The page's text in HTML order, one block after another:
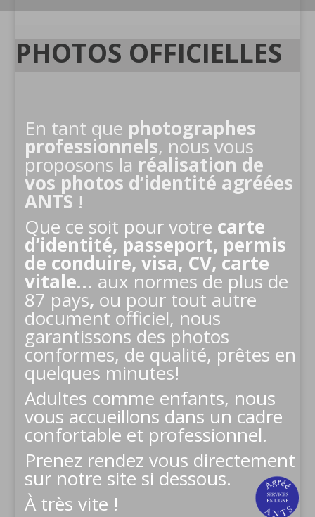
PHOTOS OFFICIELLES
En tant que photographes
professionnels, nous vous
proposons la réalisation de
vos photos d’identité agréées
ANTS !
Que ce soit pour votre carte
d’identité, passeport, permis
de conduire, visa, CV, carte
vitale… aux normes de plus de
87 pays, ou pour tout autre
document officiel, nous
garantissons des photos
conformes, de qualité, prêtes en
quelques minutes!
Adultes comme enfants, nous
vous accueillons dans un cadre
confortable et professionnel.
Prenez rendez vous directement
sur notre site si dessous.
À très vite !